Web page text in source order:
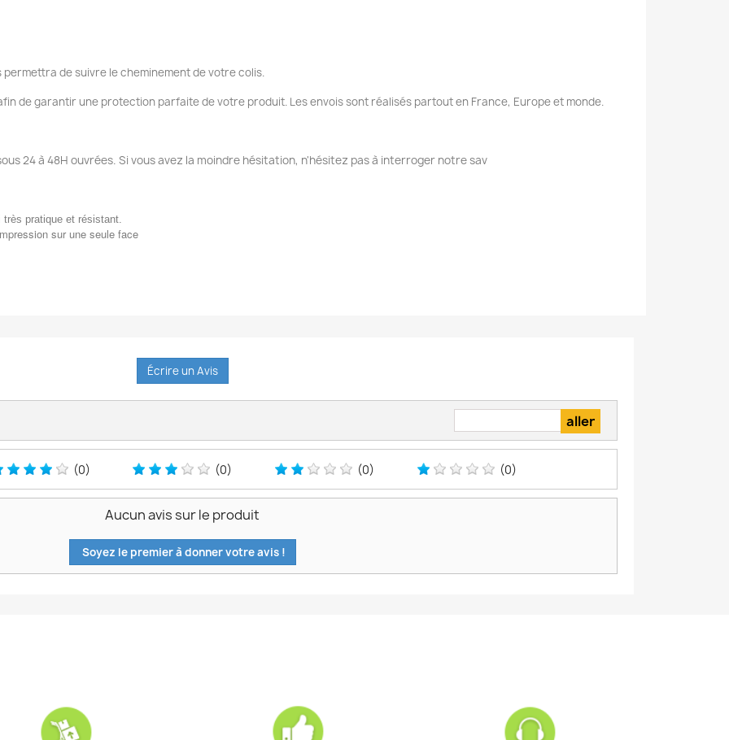
de suivre le cheminement de votre colis.
de garantir une protection parfaite de votre produit. Les envois sont réalisés partout en France, Europe et monde.
24 à 48H ouvrées. Si vous avez la moindre hésitation, n'hésitez pas à interroger notre sav
pratique et résistant.
sur une seule face
Écrire un Avis
(0) (0) (0) (0)
Aucun avis sur le produit
Soyez le premier à donner votre avis !